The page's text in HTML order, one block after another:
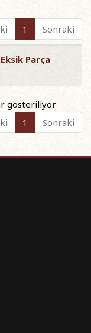
1 Sonraki
Parça
gösteriliyor
1 Sonraki